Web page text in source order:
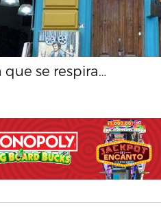
que se respira…